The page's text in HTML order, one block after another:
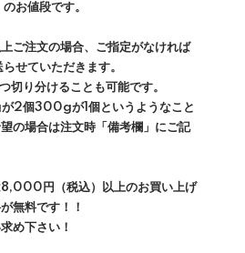
お値段です。
注文の場合、ご指定がなければ
せていただきます。
り分けることも可能です。
2個300gが1個というようなこと
の場合は注文時「備考欄」にご記
8,000円（税込）以上のお買い上げ
無料です！！
め下さい！